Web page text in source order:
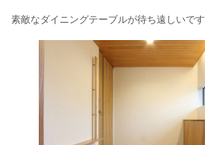
素敵なダイニングテーブルが待ち遠しいです